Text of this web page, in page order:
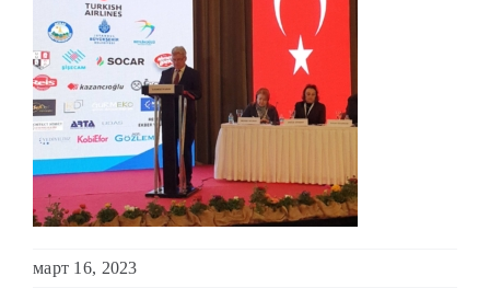
ШКОЛА ЗА МЛАДИ ЛИДЕРИ
ПРМ 2009-2019
март 16, 2023